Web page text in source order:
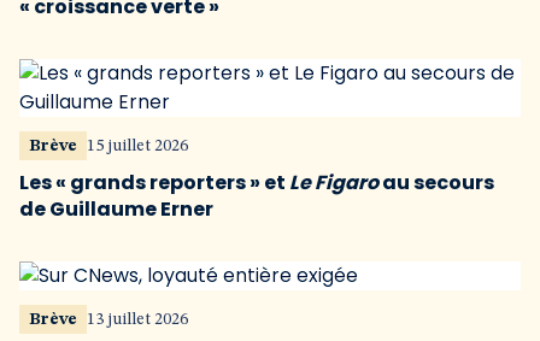
« croissance verte »
Brève 15 juillet 2026
Les « grands reporters » et Le Figaroau secours
de Guillaume Erner
Brève 13 juillet 2026